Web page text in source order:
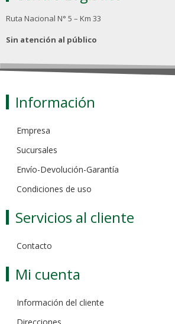
Ruta Nacional N° 5 – Km 33
Sin atención al público
Información
Empresa
Sucursales
Envío-Devolución-Garantía
Condiciones de uso
Servicios al cliente
Contacto
Mi cuenta
Información del cliente